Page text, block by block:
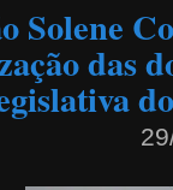
Solene
das